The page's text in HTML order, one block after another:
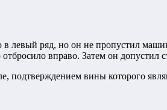
левый ряд, но он не пропустил
вправо. Затем он допустил
подтверждением вины которого